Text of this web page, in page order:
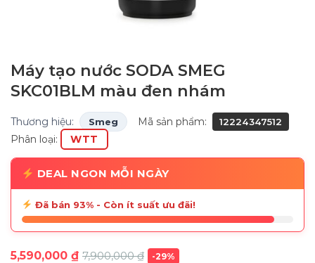
Máy tạo nước SODA SMEG
SKC01BLM màu đen nhám
Thương hiệu: Smeg Mã sản phẩm: 12224347512
Phân loại: WTT
DEAL NGON MỖI NGÀY
Đã bán 93% - Còn ít suất ưu đãi!
5,590,000 ₫ 7,900,000₫ -29%